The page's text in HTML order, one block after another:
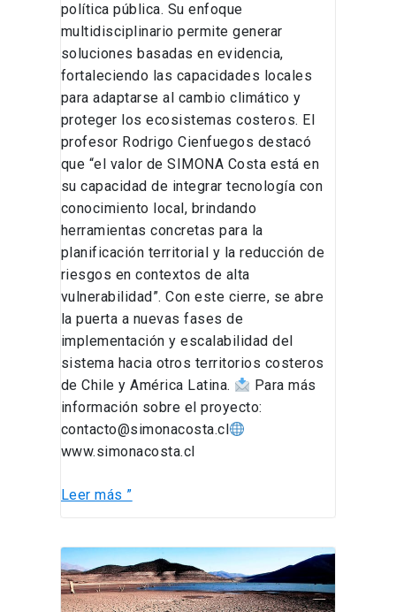
política pública. Su enfoque
multidisciplinario permite generar
soluciones basadas en evidencia,
fortaleciendo las capacidades locales
para adaptarse al cambio climático y
proteger los ecosistemas costeros. El
profesor Rodrigo Cienfuegos destacó
que “el valor de SIMONA Costa está en
su capacidad de integrar tecnología con
conocimiento local, brindando
herramientas concretas para la
planificación territorial y la reducción de
riesgos en contextos de alta
vulnerabilidad”. Con este cierre, se abre
la puerta a nuevas fases de
implementación y escalabilidad del
sistema hacia otros territorios costeros
de Chile y América Latina.
Para más
información sobre el proyecto:
contacto@simonacosta.cl
www.simonacosta.cl
Leer más ”
La
solución
a